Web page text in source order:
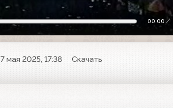
00:00
7 мая 2025, 17:38
Скачать